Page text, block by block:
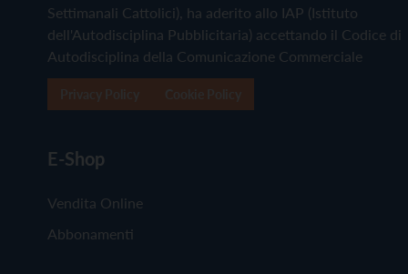
Settimanali Cattolici), ha aderito allo IAP (Istituto
dell'Autodisciplina Pubblicitaria) accettando il Codice di
Autodisciplina della Comunicazione Commerciale
E-Shop
Vendita Online
Abbonamenti